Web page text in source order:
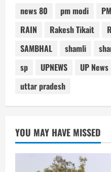
news 80
pm modi
RAIN
Rakesh Tikait
SAMBHAL
shamli
sp
UPNEWS UP News
uttar pradesh
YOU MAY HAVE MISSED